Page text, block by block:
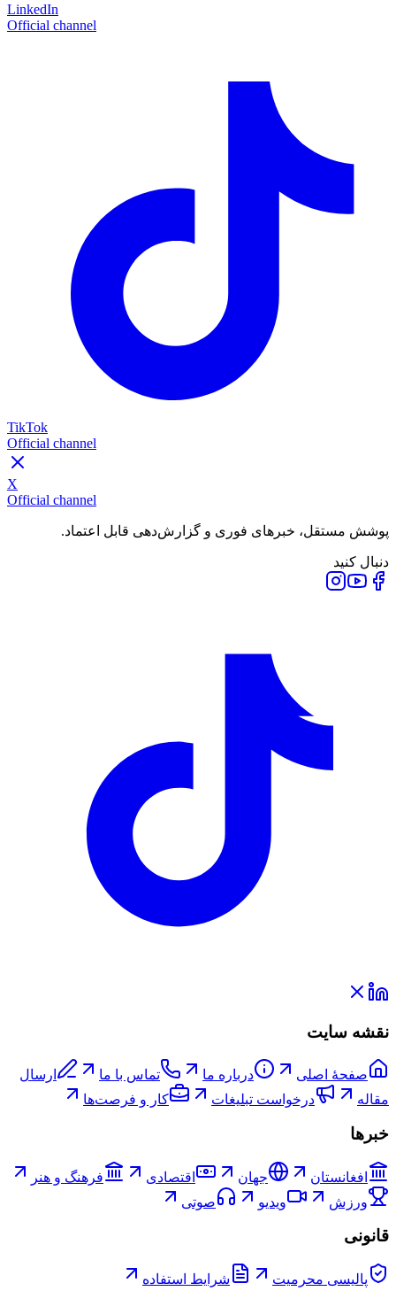
LinkedIn
Official channel
TikTok
Official channel
X
Official channel
پوشش مستقل، خبرهای فوری و گزارش‌دهی قابل اعتماد.
دنبال کنید
نقشه سایت
صفحۀ اصلی درباره ما تماس با ما
ارسال
مقاله
درخواست تبلیغات کار و فرصت‌ها
خبرها
افغانستان جهان اقتصادی
فرهنگ و هنر
ورزش
ویدیو صوتی
قانونی
پالیسی محرمیت شرایط استفاده